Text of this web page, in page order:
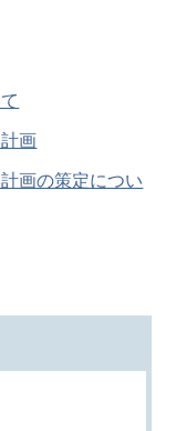
画
画の策定につい